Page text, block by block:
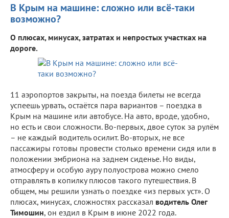
В Крым на машине: сложно или всё-таки
возможно?
О плюсах, минусах, затратах и непростых участках на
дороге.
11 аэропортов закрыты, на поезда билеты не всегда
успеешь урвать, остаётся пара вариантов – поездка в
Крым на машине или автобусе. На авто, вроде, удобно,
но есть и свои сложности. Во-первых, двое суток за рулём
– не каждый водитель осилит. Во-вторых, не все
пассажиры готовы провести столько времени сидя или в
положении эмбриона на заднем сиденье. Но виды,
атмосферу и особую ауру полуострова можно смело
отправлять в копилку плюсов такого путешествия. В
общем, мы решили узнать о поездке «из первых уст». О
плюсах, минусах, сложностях рассказал водитель Олег
Тимошин, он ездил в Крым в июне 2022 года.